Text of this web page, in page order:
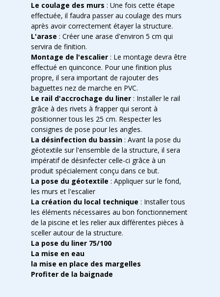
Le coulage des murs : Une fois cette étape
effectuée, il faudra passer au coulage des murs
après avoir correctement étayer la structure.
L'arase : Créer une arase d'environ 5 cm qui
servira de finition.
Montage de l'escalier: Le montage devra être
effectué en quinconce. Pour une finition plus
propre, il sera important de rajouter des
baguettes nez de marche en PVC.
Le rail d'accrochage du liner: Installer le rail
grâce à des rivets à frapper qui seront à
positionner tous les 25 cm. Respecter les
consignes de pose pour les angles.
La désinfection du bassin: Avant la pose du
géotextile sur l'ensemble de la structure, il sera
impératif de désinfecter celle-ci grâce à un
produit spécialement conçu dans ce but.
La pose du géotextile : Appliquer sur le fond,
les murs et l'escalier
La création du local technique : Installer tous
les éléments nécessaires au bon fonctionnement
de la piscine et les relier aux différentes pièces à
sceller autour de la structure.
La pose du liner 75/100
La mise en eau
la mise en place des margelles
Profiter de la baignade